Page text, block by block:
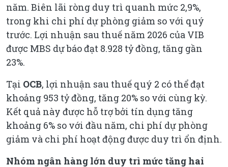
năm. Biên lãi ròng duy trì quanh mức 2,9%,
trong khi chi phí dự phòng giảm so với quý
trước. Lợi nhuận sau thuế năm 2026 của VIB
được MBS dự báo đạt 8.928 tỷ đồng, tăng gần
23%.
Tại OCB, lợi nhuận sau thuế quý 2 có thể đạt
khoảng 953 tỷ đồng, tăng 20% so với cùng kỳ.
Kết quả này được hỗ trợ bởi tín dụng tăng
khoảng 6% so với đầu năm, chi phí dự phòng
giảm và chi phí hoạt động được duy trì ổn định.
Nhóm ngân hàng lớn duy trì mức tăng hai